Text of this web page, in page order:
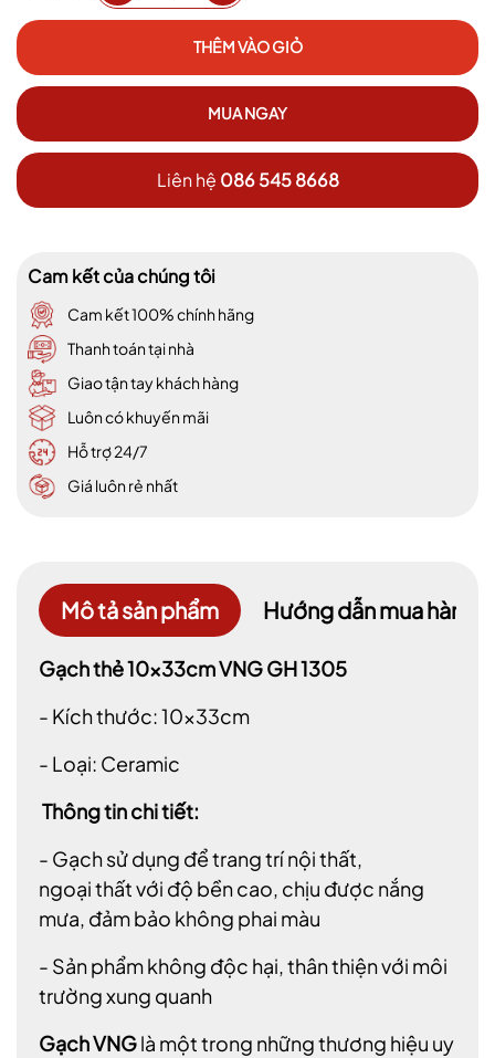
THÊM VÀO GIỎ
MUA NGAY
Liên hệ 086 545 8668
Cam kết của chúng tôi
Cam kết 100% chính hãng
Thanh toán tại nhà
Giao tận tay khách hàng
Luôn có khuyến mãi
Hỗ trợ 24/7
Giá luôn rẻ nhất
Mô tả sản phẩm Hướng dẫn mua hàng
Gạch thẻ 10x33cm VNG GH 1305
- Kích thước: 10x33cm
- Loại: Ceramic
Thông tin chi tiết:
- Gạch sử dụng để trang trí nội thất,
ngoại thất với độ bền cao, chịu được nắng
mưa, đảm bảo không phai màu
- Sản phẩm không độc hại, thân thiện với môi
trường xung quanh
Gạch VNGlà một trong những thương hiệu uy